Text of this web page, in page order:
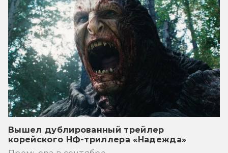
Вышел дублированный трейлер
корейского НФ-триллера «Надежда»